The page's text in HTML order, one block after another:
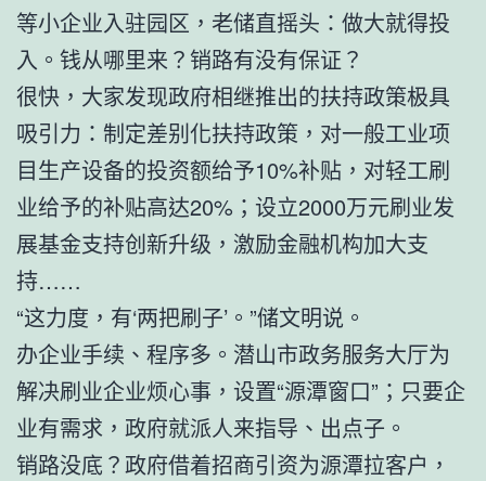
等小企业入驻园区，老储直摇头：做大就得投
入。钱从哪里来？销路有没有保证？
很快，大家发现政府相继推出的扶持政策极具
吸引力：制定差别化扶持政策，对一般工业项
目生产设备的投资额给予10%补贴，对轻工刷
业给予的补贴高达20%；设立2000万元刷业发
展基金支持创新升级，激励金融机构加大支
持……
“这力度，有‘两把刷子’。”储文明说。
办企业手续、程序多。潜山市政务服务大厅为
解决刷业企业烦心事，设置“源潭窗口”；只要企
业有需求，政府就派人来指导、出点子。
销路没底？政府借着招商引资为源潭拉客户，